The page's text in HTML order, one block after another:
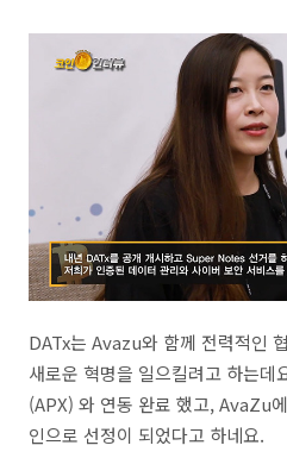
DATx는 Avazu와 함께 전력적인
새로운 혁명을 일으킬려고 하는
(APX) 와 연동 완료 했고, AvaZu
인으로 선정이 되었다고 하네요.